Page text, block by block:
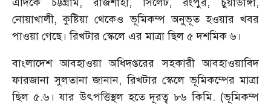
নোয়াখালী, কুষ্টিয়া থেকেও ভূমিকম্প অনুভূত হওয়ার খবর
পাওয়া গেছে। রিখটার স্কেলে এর মাত্রা ছিল ৫ দশমিক ৬।
বাংলাদেশ আবহাওয়া অধিদপ্তরের সহকারী আবহাওয়াবিদ
ফারজানা সুলতানা জানান, রিখটার স্কেলে ভূমিকম্পের মাত্রা
ছিল ৫.৬। যার উৎপত্তিস্থল হতে দূরত্ব ৮৬ কিমি. (ভূমিকম্প